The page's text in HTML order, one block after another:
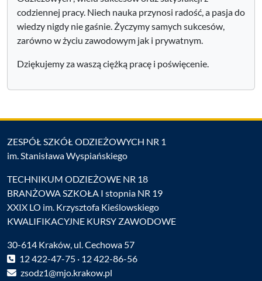
codziennej pracy. Niech nauka przynosi radość, a pasja do
wiedzy nigdy nie gaśnie. Życzymy samych sukcesów,
zarówno w życiu zawodowym jak i prywatnym.
Dziękujemy za waszą ciężką pracę i poświęcenie.
ZESPÓŁ SZKÓŁ ODZIEŻOWYCH NR 1
im. Stanisława Wyspiańskiego
TECHNIKUM ODZIEŻOWE NR 18
BRANŻOWA SZKOŁA I stopnia NR 19
XXIX LO im. Krzysztofa Kieślowskiego
KWALIFIKACYJNE KURSY ZAWODOWE
30-614 Kraków, ul. Cechowa 57
12 422-47-75 · 12 422-86-56
zsodz1@mjo.krakow.pl